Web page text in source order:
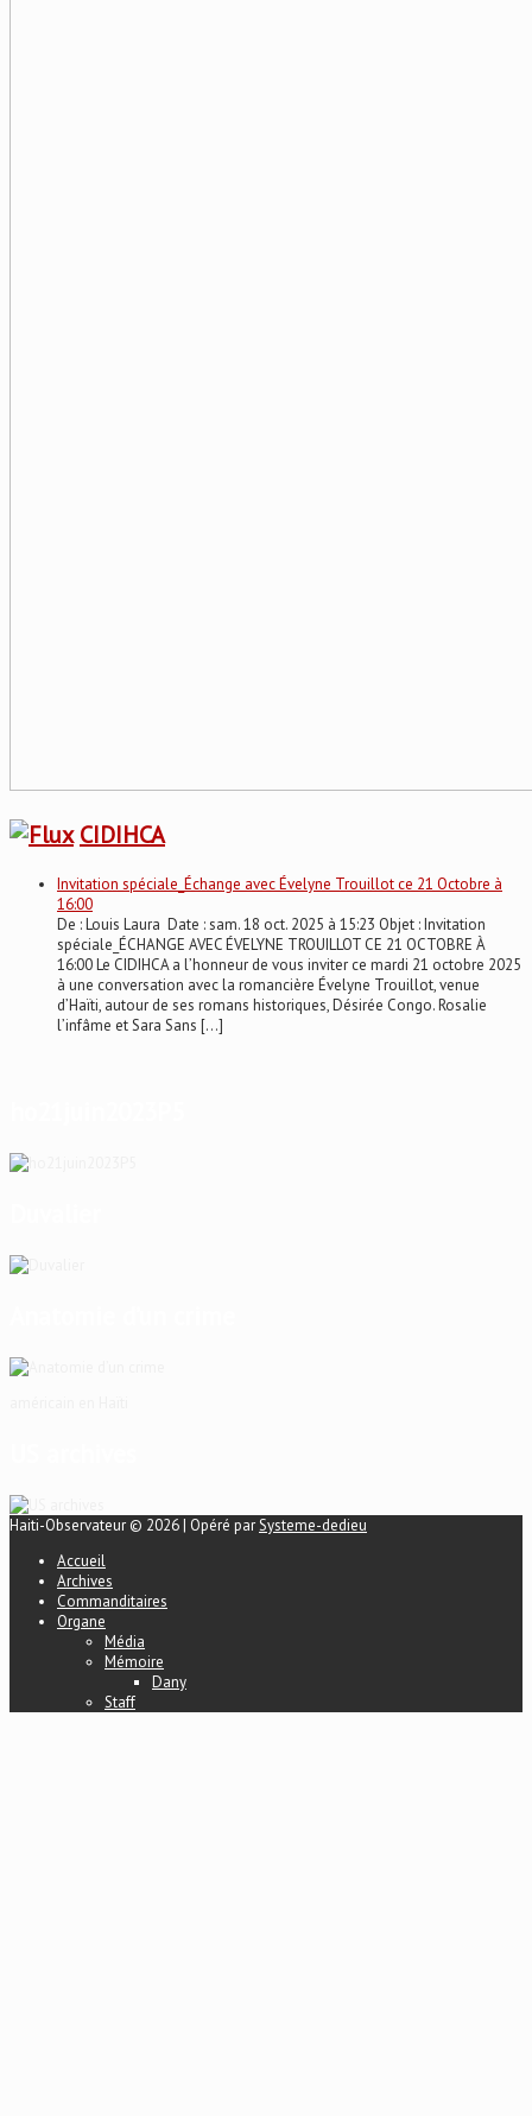
CIDIHCA
Invitation spéciale_Échange avec Évelyne Trouillot ce 21 Octobre à
16:00
De : Louis Laura Date : sam. 18 oct. 2025 à 15:23 Objet : Invitation
spéciale_ÉCHANGE AVEC ÉVELYNE TROUILLOT CE 21 OCTOBRE À
16:00 Le CIDIHCA a l’honneur de vous inviter ce mardi 21 octobre 2025
à une conversation avec la romancière Évelyne Trouillot, venue
d’Haïti, autour de ses romans historiques, Désirée Congo. Rosalie
l’infâme et Sara Sans […]
Haiti-Observateur © 2026 | Opéré parSysteme-dedieu
Accueil
Archives
Commanditaires
Organe
Média
Mémoire
Dany
Staff